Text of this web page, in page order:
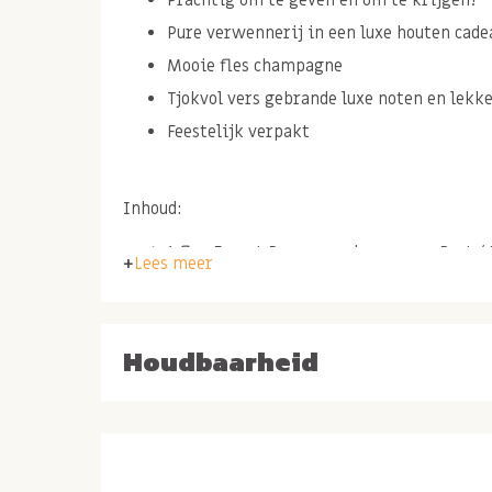
Pure verwennerij in een luxe houten
Mooie fles champagne
Tjokvol vers gebrande luxe noten en
Feestelijk verpakt
Inhoud:
1 fles Ernest Rapeneau champagne Brut /
200 gr gerookte amandelen
Lees meer
Houdbaarheid